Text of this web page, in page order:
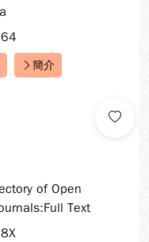
簡介
of Open
Text